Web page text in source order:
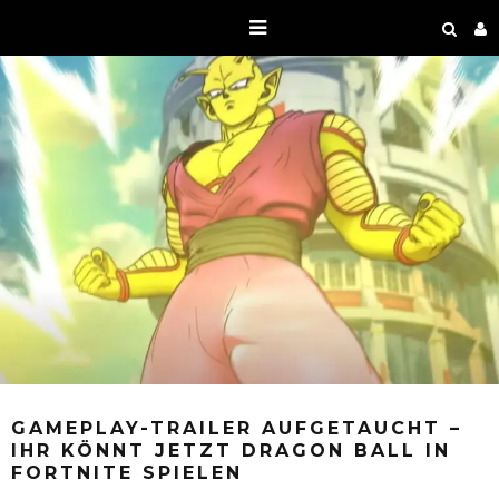
GAMEPLAY-TRAILER AUFGETAUCHT –
IHR KÖNNT JETZT DRAGON BALL IN
FORTNITE SPIELEN